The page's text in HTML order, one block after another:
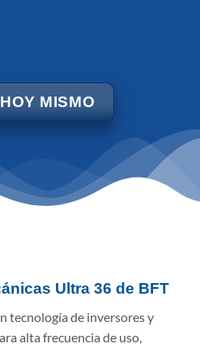
MISMO
Ultra 36 de BFT
tecnología de inversores y
alta frecuencia de uso,